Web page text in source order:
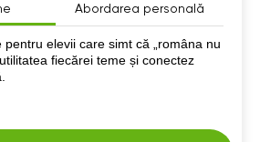
Abordarea personală
pentru elevii care simt că „româna nu
fiecărei teme și conectez